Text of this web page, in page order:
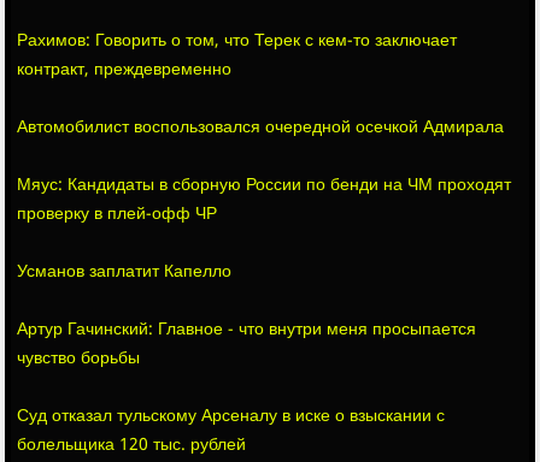
Рахимов: Говорить о том, что Терек с кем-то заключает
контракт, преждевременно
Автомобилист воспользовался очередной осечкой Адмирала
Мяус: Кандидаты в сборную России по бенди на ЧМ проходят
проверку в плей-офф ЧР
Усманов заплатит Капелло
Артур Гачинский: Главное - что внутри меня просыпается
чувство борьбы
Суд отказал тульскому Арсеналу в иске о взыскании с
болельщика 120 тыс. рублей